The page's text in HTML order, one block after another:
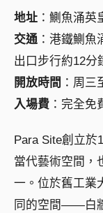
地址 ：鰂魚涌
交通 ：港鐵鰂
出口步行約12分
開放時間 ：周三
入場費 ：完全免
Para Site創立於
當代藝術空間，
一。位於舊工業
同的空間——白